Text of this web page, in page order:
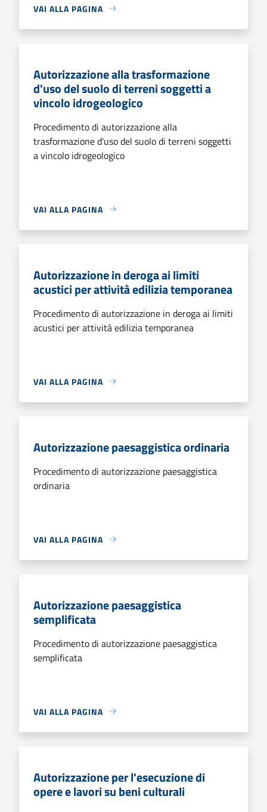
VAI ALLA PAGINA
Autorizzazione alla trasformazione
d'uso del suolo di terreni soggetti a
vincolo idrogeologico
Procedimento di autorizzazione alla
trasformazione d'uso del suolo di terreni soggetti
a vincolo idrogeologico
VAI ALLA PAGINA
Autorizzazione in deroga ai limiti
acustici per attività edilizia temporanea
Procedimento di autorizzazione in deroga ai limiti
acustici per attività edilizia temporanea
VAI ALLA PAGINA
Autorizzazione paesaggistica ordinaria
Procedimento di autorizzazione paesaggistica
ordinaria
VAI ALLA PAGINA
Autorizzazione paesaggistica
semplificata
Procedimento di autorizzazione paesaggistica
semplificata
VAI ALLA PAGINA
Autorizzazione per l'esecuzione di
opere e lavori su beni culturali